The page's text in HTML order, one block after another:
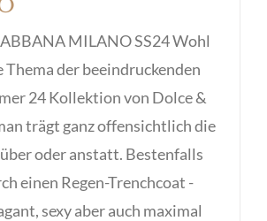
MILANO SS24 Wohl
Thema der beeindruckenden
24 Kollektion von Dolce &
trägt ganz offensichtlich die
oder anstatt. Bestenfalls
einen Regen-Trenchcoat -
sexy aber auch maximal